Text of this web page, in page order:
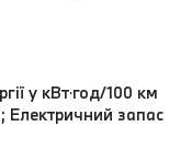
у кВт⋅год/100 км
Електричний запас